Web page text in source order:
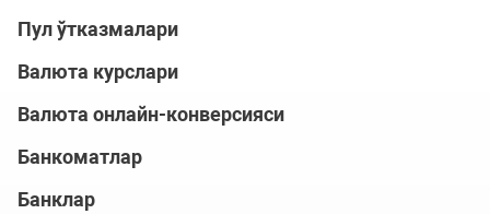
Пул ўтказмалари
Валюта курслари
Валюта онлайн-конверсияси
Банкоматлар
Банклар